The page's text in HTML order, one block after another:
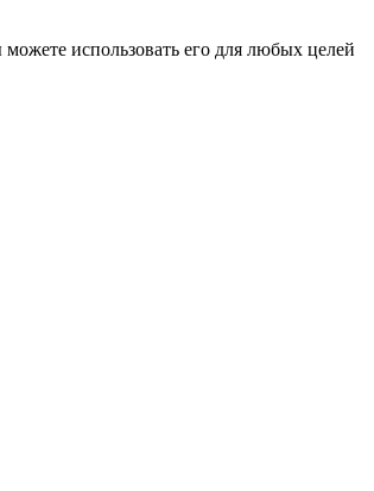
использовать его для любых целей